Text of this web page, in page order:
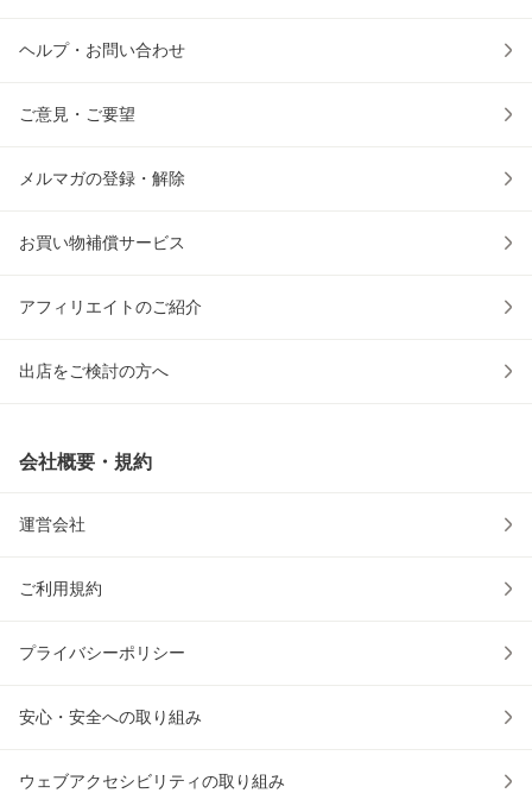
ヘルプ・お問い合わせ
ご意見・ご要望
メルマガの登録・解除
お買い物補償サービス
アフィリエイトのご紹介
出店をご検討の方へ
会社概要・規約
運営会社
ご利用規約
プライバシーポリシー
安心・安全への取り組み
ウェブアクセシビリティの取り組み